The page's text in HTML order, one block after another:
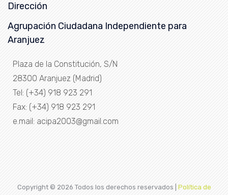
Dirección
Agrupación Ciudadana Independiente para
Aranjuez
Plaza de la Constitución, S/N
28300 Aranjuez (Madrid)
Tel: (+34) 918 923 291
Fax: (+34) 918 923 291
e.mail: acipa2003@gmail.com
Copyright © 2026 Todos los derechos reservados | Política de